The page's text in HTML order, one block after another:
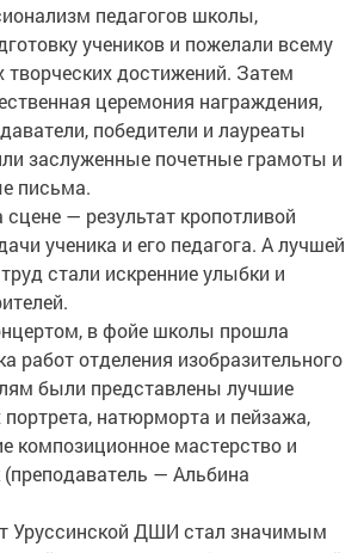
педагогов школы,
учеников и пожелали всему
творческих достижений. Затем
церемония награждения,
победители и лауреаты
заслуженные почетные грамоты и
письма.
— результат кропотливой
ученика и его педагога. А лучшей
стали искренние улыбки и
в фойе школы прошла
работ отделения изобразительного
были представлены лучшие
натюрморта и пейзажа,
композиционное мастерство и
(преподаватель — Альбина
Уруссинской ДШИ стал значимым